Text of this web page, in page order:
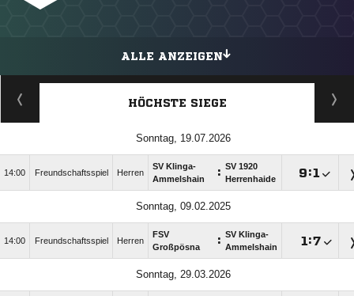
ALLE ANZEIGEN
HÖCHSTE SIEGE
Sonntag, 19.07.2026
14:00 Freundschaftsspiel Herren
SV Klinga-
Ammelshain
: SV 1920
Herrenhaide
:
Sonntag, 09.02.2025
14:00 Freundschaftsspiel Herren
FSV
Großpösna
: SV Klinga-
Ammelshain
:
Sonntag, 29.03.2026